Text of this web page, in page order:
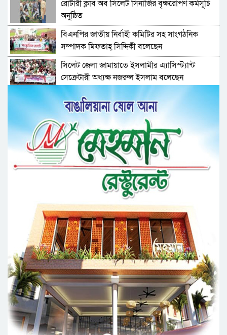
রোটারী ক্লাব অব সিলেট সিনার্জির বৃক্ষরোপণ কর্মসূচি
অনুষ্ঠিত
বিএনপির জাতীয় নির্বাহী কমিটির সহ সাংগঠনিক
সম্পাদক মিফতাহ্ সিদ্দিকী বলেছেন
সিলেট জেলা জামায়াতে ইসলামীর এ্যাসিস্ট্যান্ট
সেক্রেটারী অধ্যক্ষ নজরুল ইসলাম বলেছেন
সিলেটে গ্যাস সংকট নিয়ে যা বলল জালালাবাদ
প্রতিষ্ঠার এক বছর: গবেষণা, অর্জন ও অঙ্গীকারে নতুন
দিগন্তে মেট্রোপলিটন ইউনিভার্সিটি রিসার্চ সোসাইটি
জেলা পরিষদের প্রশাসক আবুল কাহের চৌধুরী জুলাই
স্মৃতিস্তম্ভে শ্রদ্ধা নিবেদন
সিলেট মহানগর ছাত্রশিবিরের মিছিল সম্পন্ন
ধরিত্রী রক্ষায় আমরা’র উদ্যোগে সিলেটে বৃক্ষ রোপনের
কর্মসূচি পালন
সিলেটে সড়ক দু*র্ঘ*ট*নায় প্রাণ গেল যুবকের
নর্থ ইস্ট ইউনিভার্সিটিতে রচনা ও আবৃত্তি
প্রতিযোগিতার পুরষ্কার বিতরণী অনুষ্ঠিত
সিকৃবি’তে জুলাই গণ-অভ্যুত্থান দিবস উপলক্ষে
বৃক্ষরোপণ কর্মসুচি পালন